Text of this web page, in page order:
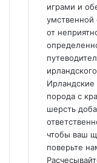
играми и
умственной
от
порода с
шерсть
чтобы ваш
поверьте